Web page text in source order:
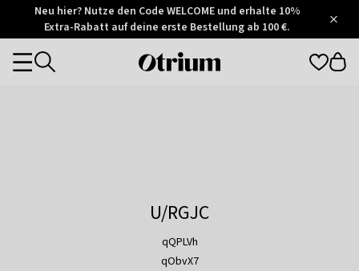
Otrium
Trustpilot
Neu hier? Nutze den Code WELCOME und erhalte 10%
Extra-Rabatt auf deine erste Bestellung ab 100 €.
Otrium
Categories
U/RGJC
qQPLVh
qObvX7